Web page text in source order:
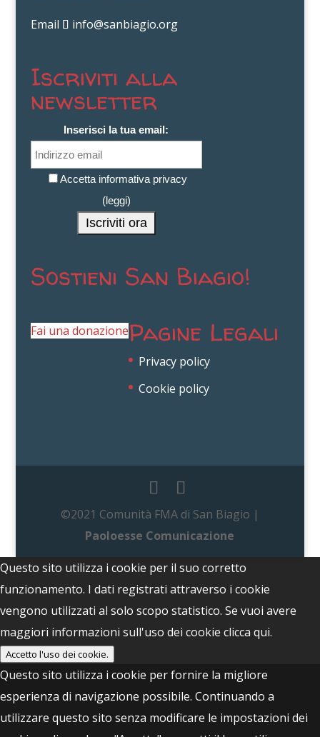
Email info@sanbiagio.org
Iscriviti alla
newsletter
Inserisci la tua email:
Accetta informativa privacy
(leggi)
Sostieni San Biagio!
Fai una donazionePagine Legali
Privacy policy
Cookie policy
©2021 Comunità FMA di San Biagio |
Paoloesse Comunicazione
Questo sito utilizza i cookie per il suo corretto
funzionamento. I dati registrati attraverso i cookie
vengono utilizzati al solo scopo statistico. Se vuoi avere
maggiori informazioni sull'uso dei cookie clicca qui.
Accetto l'uso dei cookie.
Questo sito utilizza i cookie per fornire la migliore
esperienza di navigazione possibile. Continuando a
utilizzare questo sito senza modificare le impostazioni dei